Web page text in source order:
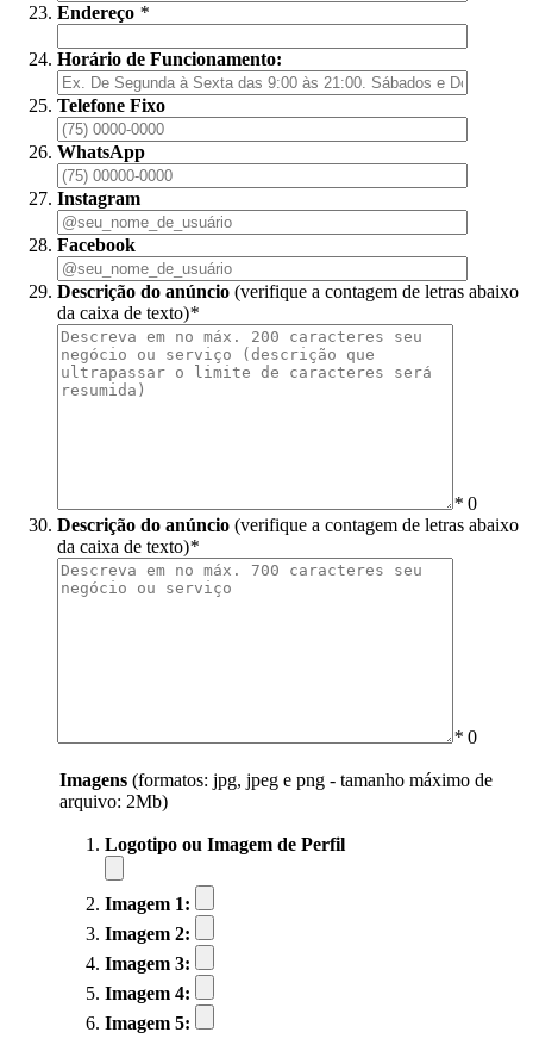
Endereço *
Horário de Funcionamento:
Telefone Fixo
WhatsApp
Instagram
Facebook
Descrição do anúncio (verifique a contagem de letras abaixo
da caixa de texto)*
* 0
Descrição do anúncio (verifique a contagem de letras abaixo
da caixa de texto)*
* 0
Imagens (formatos: jpg, jpeg e png - tamanho máximo de
arquivo: 2Mb)
Logotipo ou Imagem de Perfil
Imagem 1:
Imagem 2:
Imagem 3:
Imagem 4:
Imagem 5: